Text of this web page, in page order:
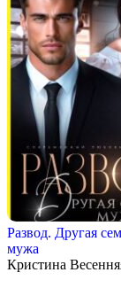
Развод. Другая
мужа
Кристина